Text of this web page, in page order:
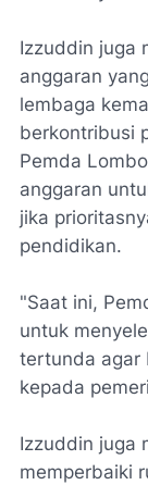
Izzuddin juga
anggaran
lembaga
berkontribusi
Pemda
anggaran
jika
pendidikan.
"Saat ini,
untuk
tertunda agar
kepada
Izzuddin juga
memperbaiki